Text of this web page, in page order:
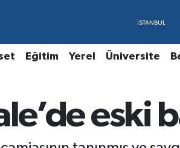
Eğitim Yerel Üniversite
eski